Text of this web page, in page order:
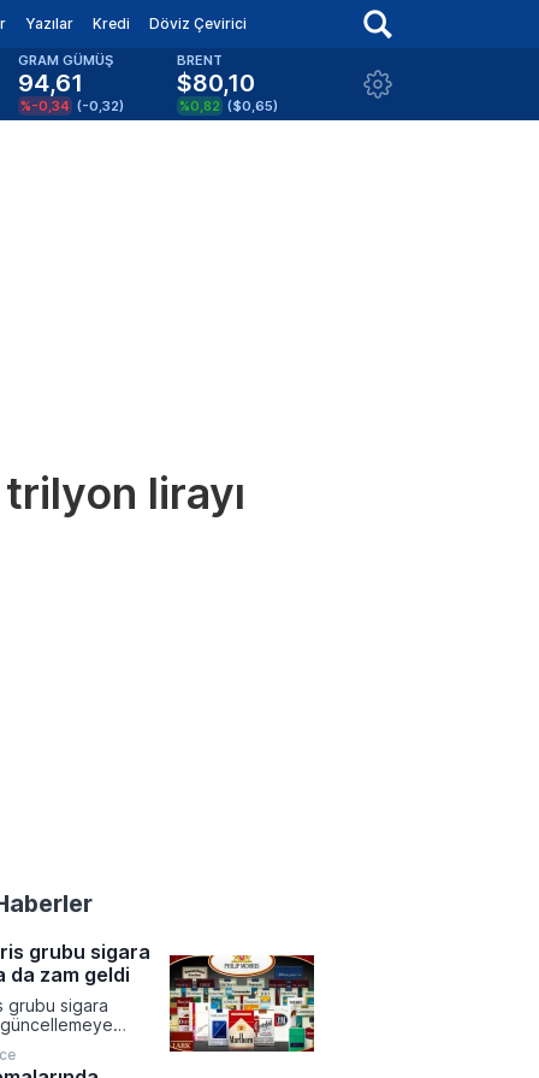
Yazılar Kredi Döviz Çevirici
GRAM GÜMÜŞ
94,61
%-0,34 (-0,32)
BRENT
$80,10
%0,82 ($0,65)
lirayı
grubu sigara
da zam geldi
grubu sigara
itibarıyla yürürlüğe